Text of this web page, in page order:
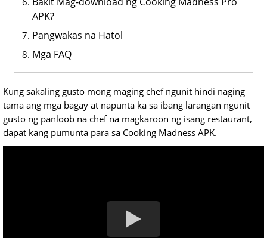
APK?
Pangwakas na Hatol
Mga FAQ
Kung sakaling gusto mong maging chef ngunit hindi naging
tama ang mga bagay at napunta ka sa ibang larangan ngunit
gusto ng panloob na chef na magkaroon ng isang restaurant,
dapat kang pumunta para sa Cooking Madness APK.